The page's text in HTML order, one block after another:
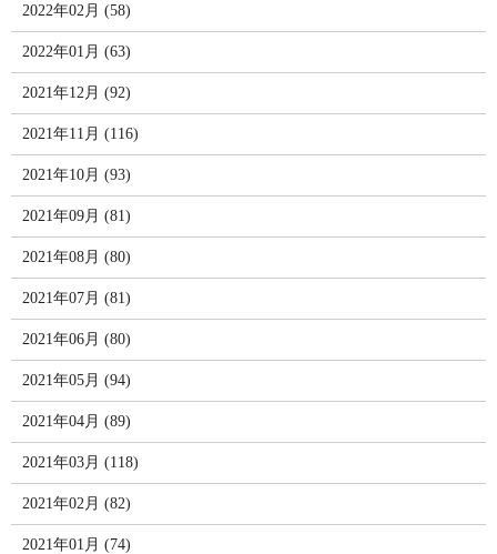
2022年02月 (58)
2022年01月 (63)
2021年12月 (92)
2021年11月 (116)
2021年10月 (93)
2021年09月 (81)
2021年08月 (80)
2021年07月 (81)
2021年06月 (80)
2021年05月 (94)
2021年04月 (89)
2021年03月 (118)
2021年02月 (82)
2021年01月 (74)